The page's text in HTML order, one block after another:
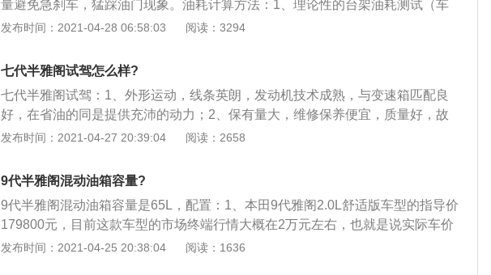
油，里程越多差别越明显。
量避免急刹车，猛踩油门现象。油耗计算方法：1、理论性的台架油耗测试（车
的重量是满载或满负荷）把发动机架在台架上，控制环境温度，正面电风扇吹，
升功率、扭力、缸压、进气和排气温度、百公里等油耗等的数据和曲线图表；
2、这个百公里等油耗的数据与大家实际数据不一样，是供厂家调发动机和调试
车的数据用的。有的车宣传品上的数据就是用的这个数据；有的车宣传品上的数
据是根据2项的权威的油耗测试结果再修正百公里等油耗的数据后给出的；3、一
般开车的数据比这个高，个别人在顺风、下坡多的路上，千方百计的用省油的方
发布时间：2021-04-28 06:58:03 阅读：3294
七代半雅阁试驾怎么样?
七代半雅阁试驾：1、外形运动，线条英朗，发动机技术成熟，与变速箱匹配良
好，在省油的同是提供充沛的动力；2、保有量大，维修保养便宜，质量好，故
障率低，内饰宽大，隔音好，音响好，乘坐舒适；3、缺点是配置偏低，没有行
底盘不够结实，整体性不强，设计有缺陷，如怠速停车抖动，转向泵漏油等。
发布时间：2021-04-27 20:39:04 阅读：2658
9代半雅阁混动油箱容量?
9代半雅阁混动油箱容量是65L，配置：1、本田9代雅阁2.0L舒适版车型的指导价
179800元，目前这款车型的市场终端行情大概在2万元左右，也就是说实际车价
是59800元，然后再加上购置税，保险上牌等等这些费用；2、全款落地的费用大
发布时间：2021-04-25 20:38:04 阅读：1636